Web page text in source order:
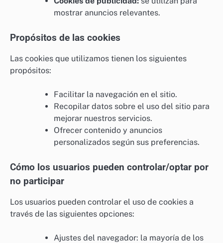
mostrar anuncios relevantes.
Propósitos de las cookies
Las cookies que utilizamos tienen los siguientes
propósitos:
Facilitar la navegación en el sitio.
Recopilar datos sobre el uso del sitio para
mejorar nuestros servicios.
Ofrecer contenido y anuncios
personalizados según sus preferencias.
Cómo los usuarios pueden controlar/optar por
no participar
Los usuarios pueden controlar el uso de cookies a
través de las siguientes opciones:
Ajustes del navegador: la mayoría de los